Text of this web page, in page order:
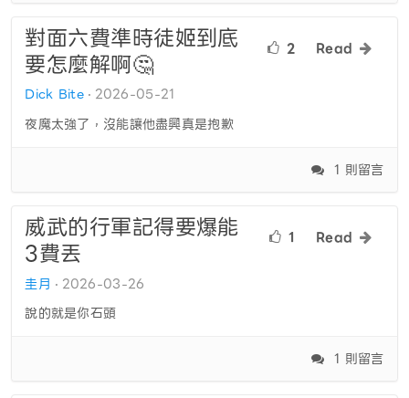
2 Read
對面六費準時徒姬到底
要怎麼解啊🤔
Dick Bite 2026-05-21
夜魔太強了，沒能讓他盡興真是抱歉
1 則留言
1 Read
威武的行軍記得要爆能
3費丟
圭月
2026-03-26
說的就是你石頭
1 則留言